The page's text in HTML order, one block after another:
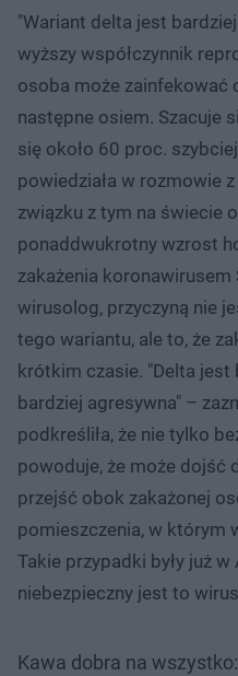
"Wariant delta jest
wyższy współczynnik
osoba może zainfekować
następne osiem. Szacuje
się około 60 proc.
powiedziała w rozmowie
związku z tym na świecie
ponaddwukrotny wzrost
zakażenia koronawirusem
wirusolog, przyczyną nie
tego wariantu, ale to, że
krótkim czasie. "Delta jest
bardziej agresywna" –
podkreśliła, że nie tylko
powoduje, że może dojść
przejść obok zakażonej
pomieszczenia, w którym
Takie przypadki były już
niebezpieczny jest to
Kawa dobra na